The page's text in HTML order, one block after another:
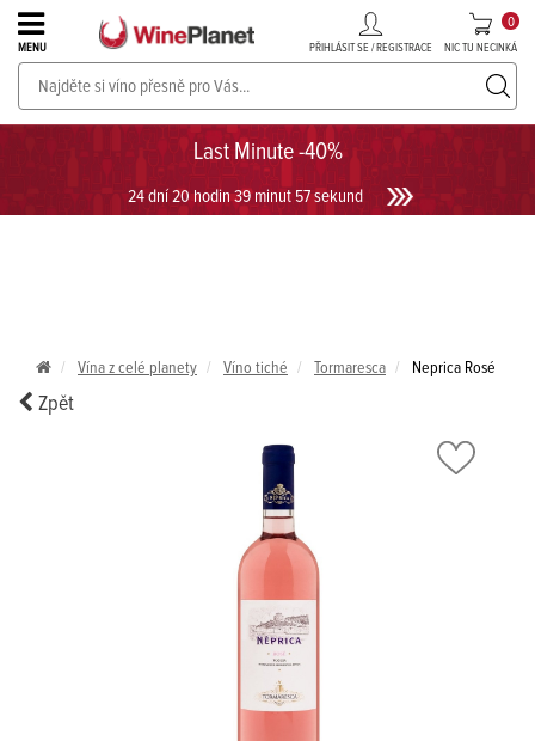
Last Minute -40%
24 dní 20 hodin 39 minut 57 sekund
MENU PŘIHLÁSIT SE / REGISTRACE NIC TU NECINKÁ
0
PROSECCO v akci až do -30%!UKÁZAT PROSECCO
Vína z celé planety Víno tiché Tormaresca Neprica Rosé
Zpět